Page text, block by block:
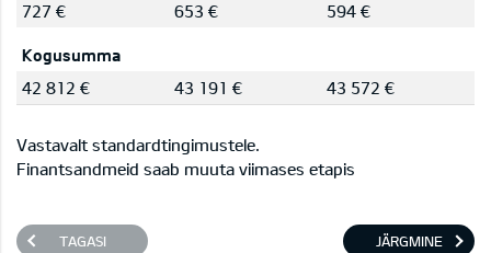
727 €
653 € 594 €
Kogusumma
42 812 €
43 191 € 43 572 €
Vastavalt standardtingimustele.
Finantsandmeid saab muuta viimases etapis
TAGASI JÄRGMINE